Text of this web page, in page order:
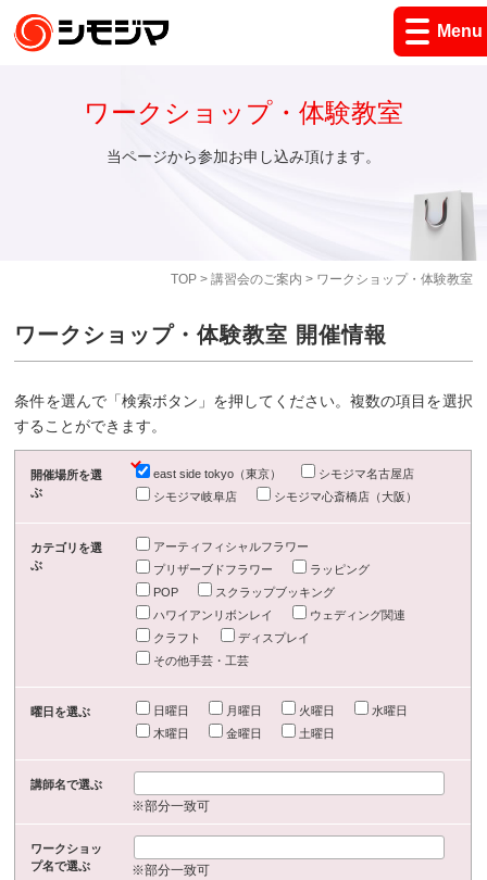
Menu
TOP> 講習会のご案内 > ワークショップ・体験教室
ワークショップ・体験教室
当ページから参加お申し込み頂けます。
ワークショップ・体験教室 開催情報
条件を選んで「検索ボタン」を押してください。複数の項目を選択
することができます。
開催場所を選
ぶ
east side tokyo（東京）
シモジマ名古屋店
シモジマ岐阜店
シモジマ心斎橋店（大阪）
カテゴリを選
ぶ
アーティフィシャルフラワー
プリザーブドフラワー
ラッピング
POP
スクラップブッキング
ハワイアンリボンレイ
ウェディング関連
クラフト
ディスプレイ
その他手芸・工芸
曜日を選ぶ 日曜日 月曜日 火曜日
水曜日
木曜日
金曜日 土曜日
講師名で選ぶ
※部分一致可
ワークショッ
プ名で選ぶ
※部分一致可